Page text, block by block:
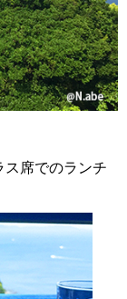
ス席でのランチ